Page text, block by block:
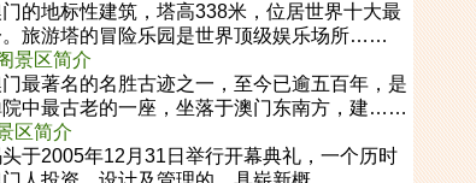
的地标性建筑，塔高338米，位居世界十大最
。旅游塔的冒险乐园是世界顶级娱乐场所……
景区简介
最著名的名胜古迹之一，至今已逾五百年，是
中最古老的一座，坐落于澳门东南方，建……
区简介
于2005年12月31日举行开幕典礼，一个历时